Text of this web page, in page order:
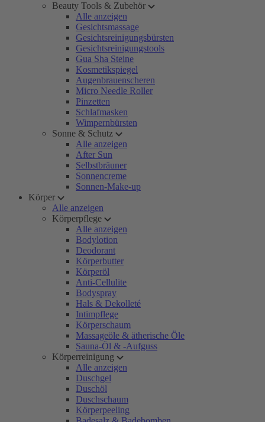
Beauty Tools & Zubehör
Alle anzeigen
Gesichtsmassage
Gesichtsreinigungsbürsten
Gesichtsreinigungstools
Gua Sha Steine
Kosmetikspiegel
Augenbrauenscheren
Micro Needle Roller
Pinzetten
Schlafmasken
Wimpernbürsten
Sonne & Schutz
Alle anzeigen
After Sun
Selbstbräuner
Sonnencreme
Sonnen-Make-up
Körper
Alle anzeigen
Körperpflege
Alle anzeigen
Bodylotion
Deodorant
Körperbutter
Körperöl
Anti-Cellulite
Bodyspray
Hals & Dekolleté
Intimpflege
Körperschaum
Massageöle & ätherische Öle
Sauna-Öl & -Aufguss
Körperreinigung
Alle anzeigen
Duschgel
Duschöl
Duschschaum
Körperpeeling